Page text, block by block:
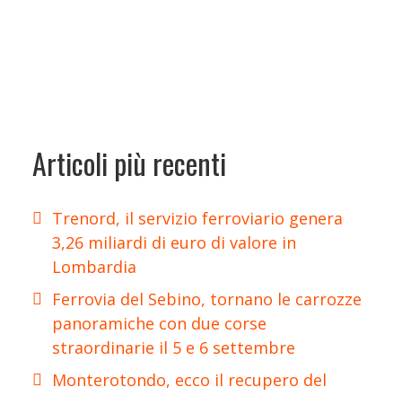
Articoli più recenti
Trenord, il servizio ferroviario genera
3,26 miliardi di euro di valore in
Lombardia
Ferrovia del Sebino, tornano le carrozze
panoramiche con due corse
straordinarie il 5 e 6 settembre
Monterotondo, ecco il recupero del